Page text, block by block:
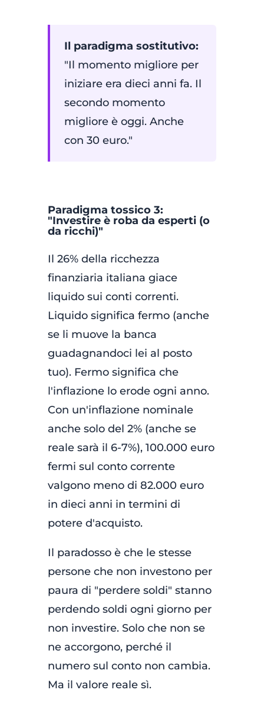
Il paradigma sostitutivo:
"Il momento migliore per
iniziare era dieci anni fa. Il
secondo momento
migliore è oggi. Anche
con 30 euro."
Paradigma tossico 3:
"Investire è roba da esperti (o
da ricchi)"
Il 26% della ricchezza
finanziaria italiana giace
liquido sui conti correnti.
Liquido significa fermo (anche
se li muove la banca
guadagnandoci lei al posto
tuo). Fermo significa che
l'inflazione lo erode ogni anno.
Con un'inflazione nominale
anche solo del 2% (anche se
reale sarà il 6-7%), 100.000 euro
fermi sul conto corrente
valgono meno di 82.000 euro
in dieci anni in termini di
potere d'acquisto.
Il paradosso è che le stesse
persone che non investono per
paura di "perdere soldi" stanno
perdendo soldi ogni giorno per
non investire. Solo che non se
ne accorgono, perché il
numero sul conto non cambia.
Ma il valore reale sì.